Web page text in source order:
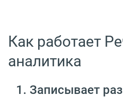
Как работает
аналитика
1. Записывает